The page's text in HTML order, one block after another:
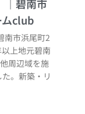
南市浜尾町2
上地元碧南
周辺域を施
。新築・リ